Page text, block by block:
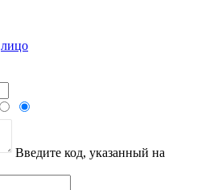
лицо
Введите код, указанный на